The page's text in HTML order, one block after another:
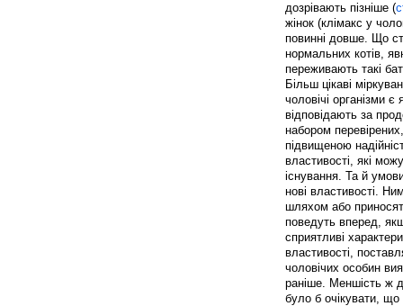
дозрівають пізніше (
жінок (клімакс у
повинні довше. Що
нормальних котів,
переживають такі
Більш цікаві
чоловічі організми
відповідають за
набором
підвищеною
властивості, які
існування. Та й
нові властивості.
шляхом або
поведуть вперед,
сприятливі
властивості,
чоловічих особин
раніше. Меншість ж
було б очікувати, що